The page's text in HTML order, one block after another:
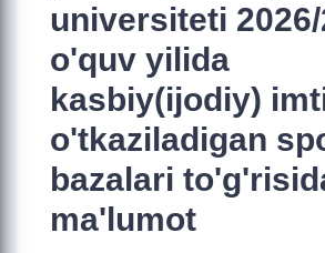
universiteti 2026/
o'quv yilida
kasbiy(ijodiy)
o'tkaziladigan
bazalari
ma'lumot